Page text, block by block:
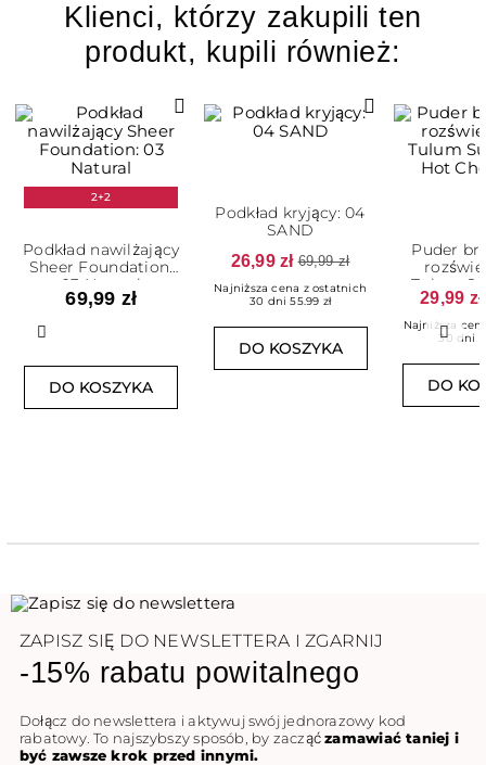
Klienci, którzy zakupili ten
produkt, kupili również:
Poprzedni
2+2
Podkład nawilżający
Sheer Foundation:
03 Natural
69,99 zł
DO KOSZYKA
Podkład kryjący: 04
SAND
26,99 zł 69,99 zł
Najniższa cena z ostatnich
30 dni 55.99 zł
DO KOSZYKA
Puder
Tulum
Hot
29,99 zł
Najniższa
30 dni
DO
ZAPISZ SIĘ DO NEWSLETTERA I ZGARNIJ
-15% rabatu powitalnego
Dołącz do newslettera i aktywuj swój jednorazowy kod
rabatowy. To najszybszy sposób, by zacząćzamawiać taniej i
być zawsze krok przed innymi.